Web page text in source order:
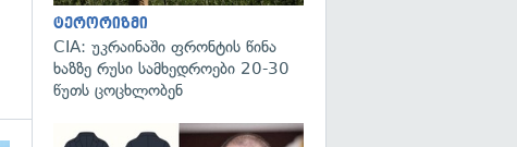
ტერორიზმი
CIA: უკრაინაში ფრონტის წინა
ხაზზე რუსი სამხედროები 20-30
წუთს ცოცხლობენ